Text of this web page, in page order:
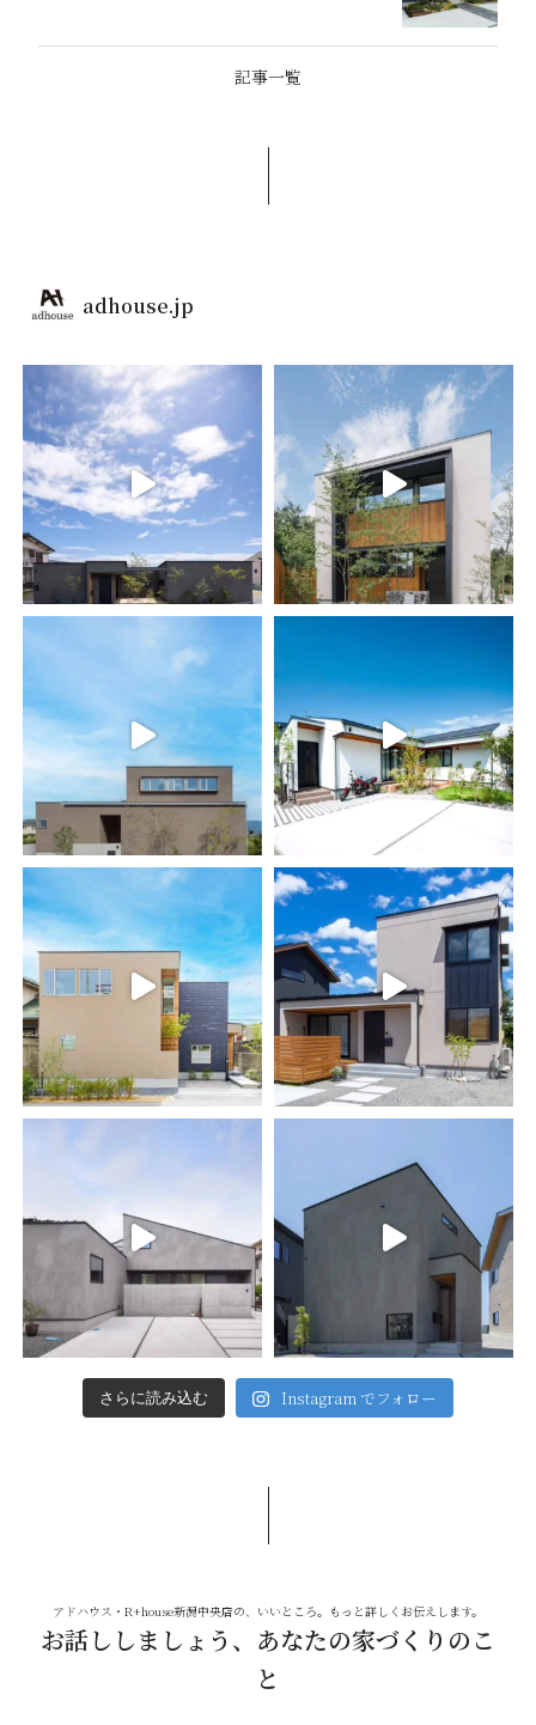
記事一覧
adhouse.jp
さらに読み込む Instagram でフォロー
アドハウス・R+house新潟中央店の、いいところ。もっと詳しくお伝えします。
お話ししましょう、あなたの家づくりのこ
と